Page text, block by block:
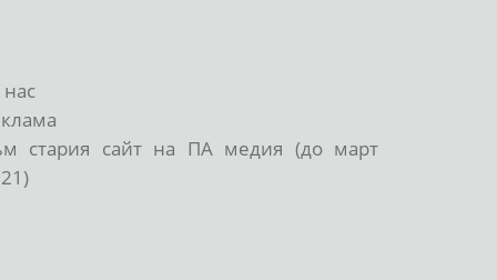
нас
стария сайт на ПА медия (до март